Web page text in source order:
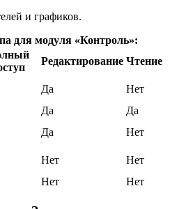
и графиков.
для модуля «Контроль»:
Редактирование Чтение
Да
Нет
Да
Да
Да
Нет
Нет
Нет
Нет Нет